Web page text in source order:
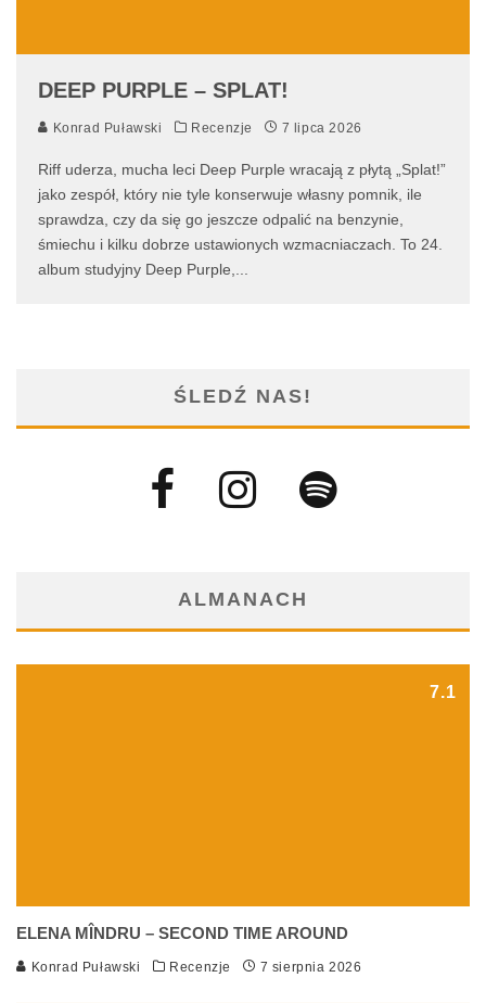
DEEP PURPLE – SPLAT!
Konrad Puławski Recenzje 7 lipca 2026
Riff uderza, mucha leci Deep Purple wracają z płytą „Splat!”
jako zespół, który nie tyle konserwuje własny pomnik, ile
sprawdza, czy da się go jeszcze odpalić na benzynie,
śmiechu i kilku dobrze ustawionych wzmacniaczach. To 24.
album studyjny Deep Purple,...
ŚLEDŹ NAS!
ALMANACH
7.1
ELENA MÎNDRU – SECOND TIME AROUND
Konrad Puławski Recenzje 7 sierpnia 2026